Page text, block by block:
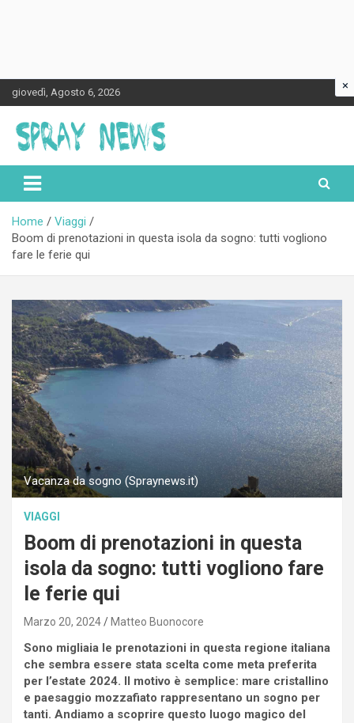
Skip
to
content
giovedì, Agosto 6, 2026
Spraynews.it
Home
Viaggi
Boom di prenotazioni in questa isola da sogno: tutti vogliono
fare le ferie qui
Vacanza da sogno (Spraynews.it)
VIAGGI
Boom di prenotazioni in questa
isola da sogno: tutti vogliono fare
le ferie qui
Marzo 20, 2024 Matteo Buonocore
Sono migliaia le prenotazioni in questa regione italiana
che sembra essere stata scelta come meta preferita
per l’estate 2024. Il motivo è semplice: mare cristallino
e paesaggio mozzafiato rappresentano un sogno per
tanti. Andiamo a scoprire questo luogo magico del
×